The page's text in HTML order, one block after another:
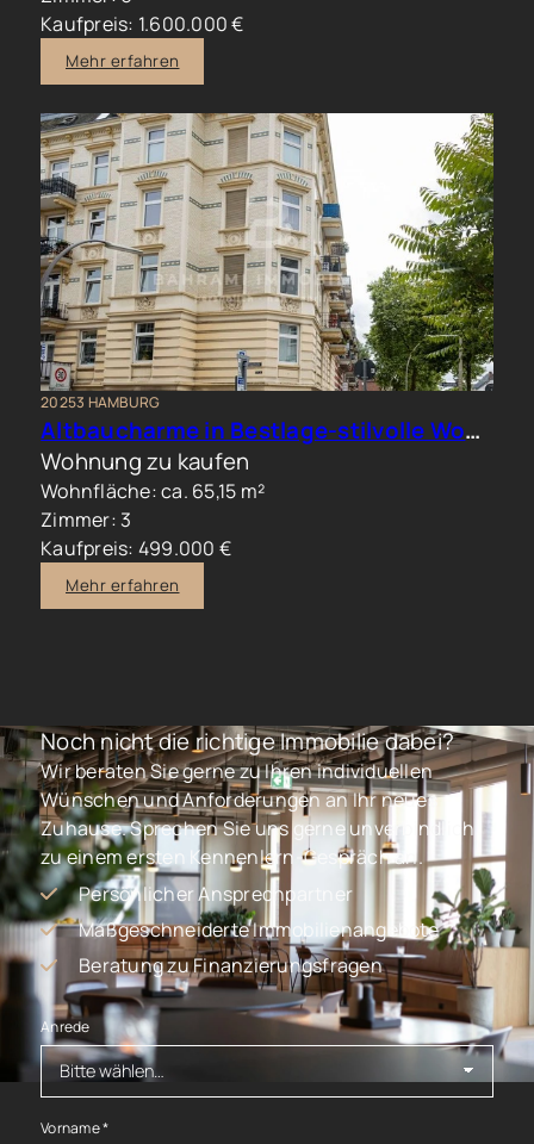
Kaufpreis: 1.600.000 €
Mehr erfahren
20253 HAMBURG
Altbaucharme in Bestlage-stilvolle Wohnung im beliebten Generalsviertel
Wohnung zu kaufen
Wohnfläche: ca. 65,15 m²
Zimmer: 3
Kaufpreis: 499.000 €
Mehr erfahren
Noch nicht die richtige Immobilie dabei?
Wir beraten Sie gerne zu Ihren individuellen
Wünschen und Anforderungen an Ihr neues
Zuhause. Sprechen Sie uns gerne unverbindlich
zu einem ersten Kennenlern-Gespräch an.
Persönlicher Ansprechpartner
Maßgeschneiderte Immobilienangebote
Beratung zu Finanzierungsfragen
Anrede
Vorname*